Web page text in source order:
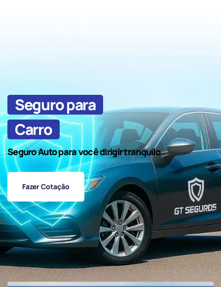
Seguro para
Carro
Seguro Auto para você dirigir tranquilo
Fazer Cotação